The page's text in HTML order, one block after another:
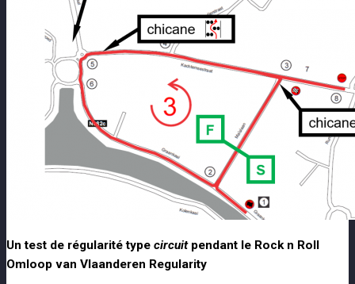
Un test de régularité type circuit pendant le Rock n Roll
Omloop van Vlaanderen Regularity